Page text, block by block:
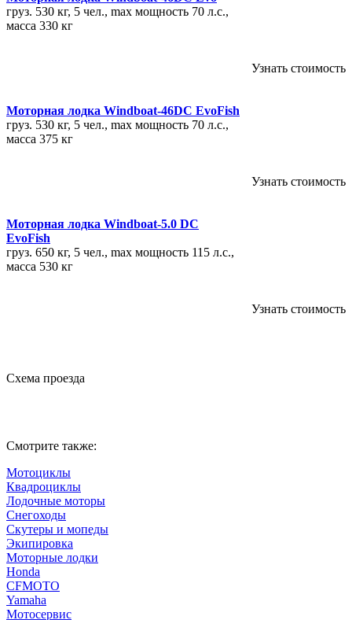
масса 330 кг
груз. 530 кг, 5 чел., max мощность 70 л.с.,
масса 375 кг
EvoFish
груз. 650 кг, 5 чел., max мощность 115 л.с.,
масса 530 кг
Квадроциклы
Лодочные моторы
Снегоходы
Скутеры и мопеды
Экипировка
Моторные лодки
Honda
CFMOTO
Yamaha
Мотосервис